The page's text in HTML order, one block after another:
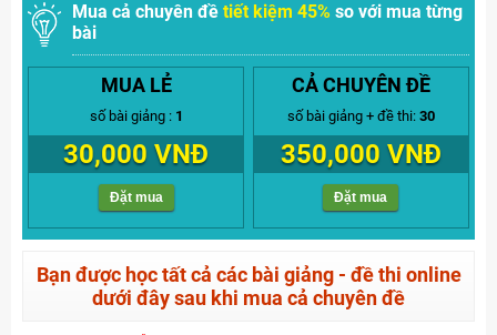
Mua cả chuyên đề tiết kiệm 45% so với mua từng
bài
MUA LẺ
số bài giảng : 1
30,000 VNĐ
Đặt mua
CẢ CHUYÊN ĐỀ
số bài giảng + đề thi: 30
350,000 VNĐ
Đặt mua
Bạn được học tất cả các bài giảng - đề thi online
dưới đây sau khi mua cả chuyên đề